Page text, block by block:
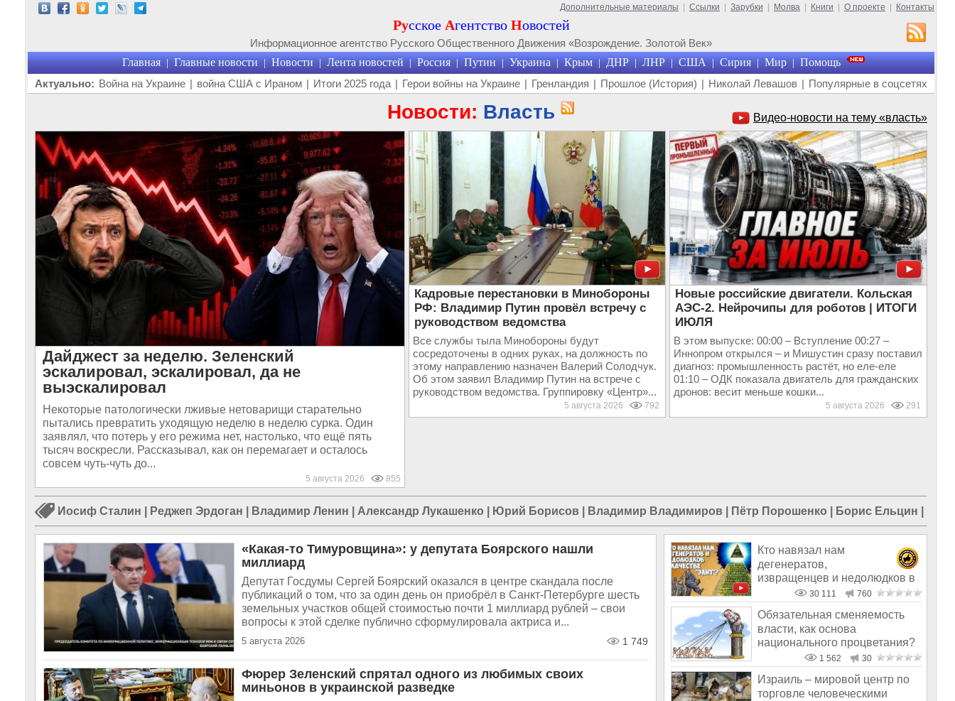
Дополнительные материалы Ссылки Зарубки Молва Книги О проекте Контакты
Русское Агентство Новостей
Информационное агентство Русского Общественного Движения «Возрождение. Золотой Век»
Главная | Главные новости | Новости | Лента новостей | Россия | Путин | Украина | Крым | ДНР | ЛНР | США | Сирия | Мир | Помощь
Актуально: Война на Украине | война США с Ираном | Итоги 2025 года | Герои войны на Украине | Гренландия | Прошлое (История) | Николай Левашов | Популярные в соцсетях
Новости: Власть Видео-новости на тему «власть»
Дайджест за неделю. Зеленский
эскалировал, эскалировал, да не
выэскалировал
Некоторые патологически лживые нетоварищи старательно
пытались превратить уходящую неделю в неделю сурка. Один
заявлял, что потерь у его режима нет, настолько, что ещё пять
тысяч воскресли. Рассказывал, как он перемагает и осталось
совсем чуть-чуть до...
5 августа 2026 855
Кадровые перестановки в Минобороны
РФ: Владимир Путин провёл встречу с
руководством ведомства
Все службы тыла Минобороны будут
сосредоточены в одних руках, на должность по
этому направлению назначен Валерий Солодчук.
Об этом заявил Владимир Путин на встрече с
руководством ведомства. Группировку «Центр»...
5 августа 2026 792
Новые российские двигатели. Кольская
АЭС-2. Нейрочипы для роботов | ИТОГИ
ИЮЛЯ
В этом выпуске: 00:00 – Вступление 00:27 –
Иннопром открылся – и Мишустин сразу поставил
диагноз: промышленность растёт, но еле-еле
01:10 – ОДК показала двигатель для гражданских
дронов: весит меньше кошки...
5 августа 2026 291
Иосиф Сталин Реджеп Эрдоган Владимир Ленин Александр Лукашенко Юрий Борисов Владимир Владимиров Пётр Порошенко Борис Ельцин
«Какая-то Тимуровщина»: у депутата Боярского нашли
миллиард
Депутат Госдумы Сергей Боярский оказался в центре скандала после
публикаций о том, что за один день он приобрёл в Санкт-Петербурге шесть
земельных участков общей стоимостью почти 1 миллиард рублей – свои
вопросы к этой сделке публично сформулировала актриса и...
5 августа 2026 1 749
Фюрер Зеленский спрятал одного из любимых своих
миньонов в украинской разведке
Кто навязал нам
дегенератов,
извращенцев и недолюдков в
качестве «элит»?
30 111 760
Обязательная сменяемость
власти, как основа
национального процветания?
1 562 30
Израиль – мировой центр по
торговле человеческими